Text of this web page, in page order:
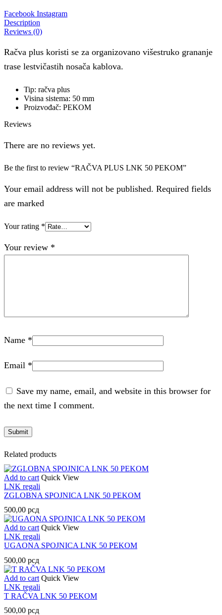
Facebook Instagram
Description
Reviews (0)
Račva plus koristi se za organizovano višestruko grananje
trase lestvičastih nosača kablova.
Tip: račva plus
Visina sistema: 50 mm
Proizvođač: PEKOM
Reviews
There are no reviews yet.
Be the first to review “RAČVA PLUS LNK 50 PEKOM”
Your email address will not be published. Required fields
are marked
Your rating *
Your review *
Name *
Email *
Save my name, email, and website in this browser for
the next time I comment.
Related products
Add to cart Quick View
LNK regali
ZGLOBNA SPOJNICA LNK 50 PEKOM
500,00 рсд
Add to cart Quick View
LNK regali
UGAONA SPOJNICA LNK 50 PEKOM
500,00 рсд
Add to cart Quick View
LNK regali
T RAČVA LNK 50 PEKOM
500,00 рсд